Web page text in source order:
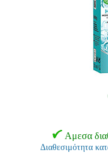
Αμεσα
Διαθεσιμότητα